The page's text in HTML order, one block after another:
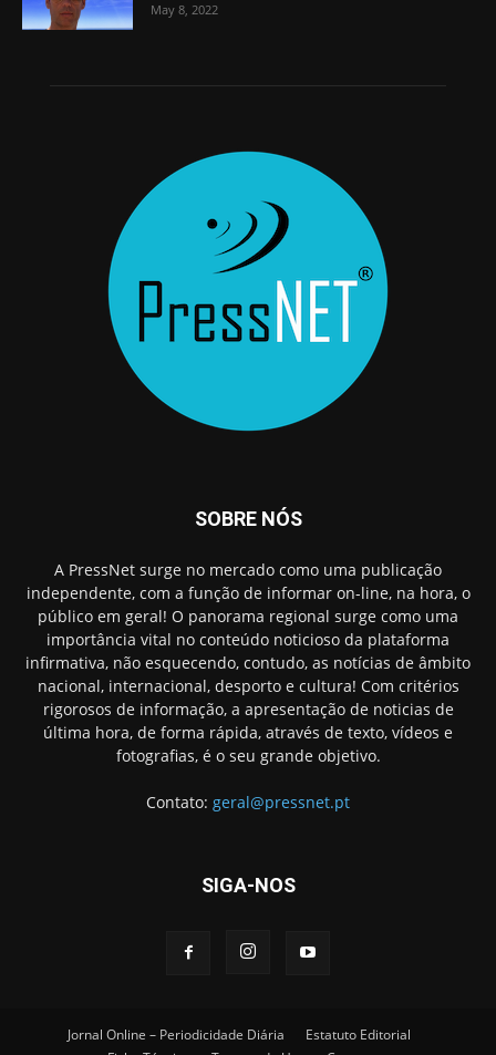
May 8, 2022
SOBRE NÓS
A PressNet surge no mercado como uma publicação
independente, com a função de informar on-line, na hora, o
público em geral! O panorama regional surge como uma
importância vital no conteúdo noticioso da plataforma
infirmativa, não esquecendo, contudo, as notícias de âmbito
nacional, internacional, desporto e cultura! Com critérios
rigorosos de informação, a apresentação de noticias de
última hora, de forma rápida, através de texto, vídeos e
fotografias, é o seu grande objetivo.
Contato: geral@pressnet.pt
SIGA-NOS
Jornal Online – Periodicidade Diária
Estatuto Editorial